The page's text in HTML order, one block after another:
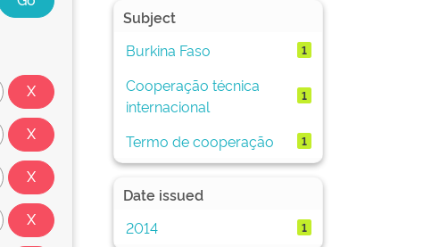
Subject
Burkina Faso
1
Cooperação técnica
internacional
1
Termo de cooperação 1
Date issued
2014
1